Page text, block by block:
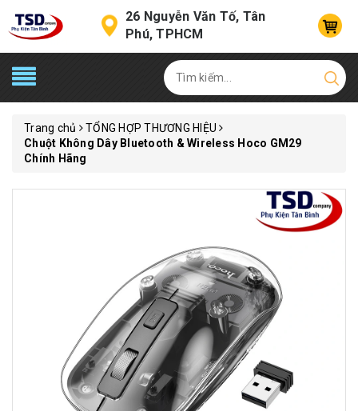
26 Nguyễn Văn Tố, Tân
Phú, TPHCM
Trang chủ
TỔNG HỢP THƯƠNG HIỆU
Chuột Không Dây Bluetooth & Wireless Hoco GM29
Chính Hãng